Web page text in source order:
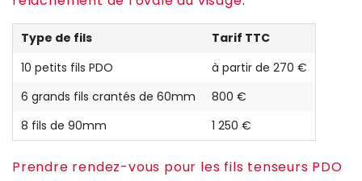
Type de fils
Tarif TTC
10 petits fils PDO
à partir de 270 €
6 grands fils crantés de 60mm
800 €
8 fils de 90mm
1 250 €
Prendre rendez-vous pour les fils tenseurs PDO